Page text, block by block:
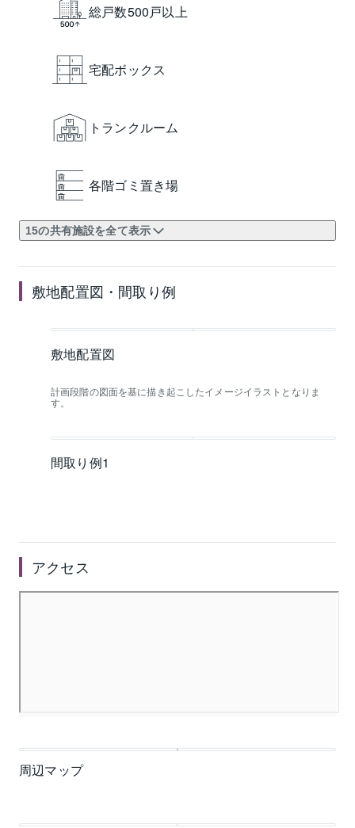
総戸数500戸以上
宅配ボックス
トランクルーム
各階ゴミ置き場
15の共有施設を全て表示
敷地配置図・間取り例
敷地配置図
計画段階の図面を基に描き起こしたイメージイラストとなりま
す。
間取り例1
アクセス
周辺マップ